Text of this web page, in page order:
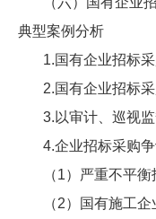
典型案例分析
1.国有企业招标
2.国有企业招标
3.以审计、巡视
4.企业招标采购
（1）严重不平
（2）国有施工